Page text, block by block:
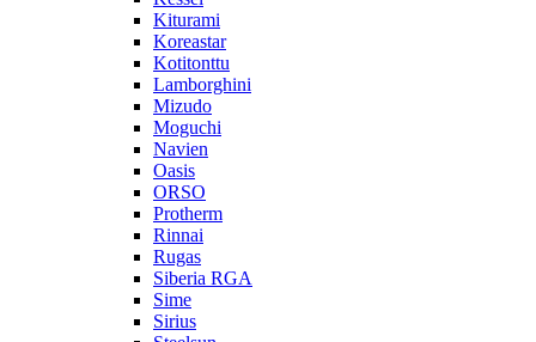
Kiturami
Koreastar
Kotitonttu
Lamborghini
Mizudo
Moguchi
Navien
Oasis
ORSO
Protherm
Rinnai
Rugas
Siberia RGA
Sime
Sirius